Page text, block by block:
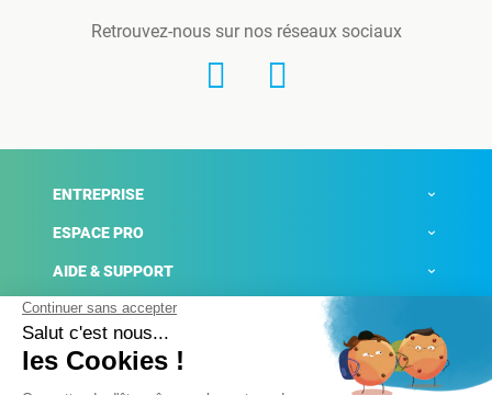
Retrouvez-nous sur nos réseaux sociaux
ENTREPRISE
ESPACE PRO
AIDE & SUPPORT
ACTUALITÉS